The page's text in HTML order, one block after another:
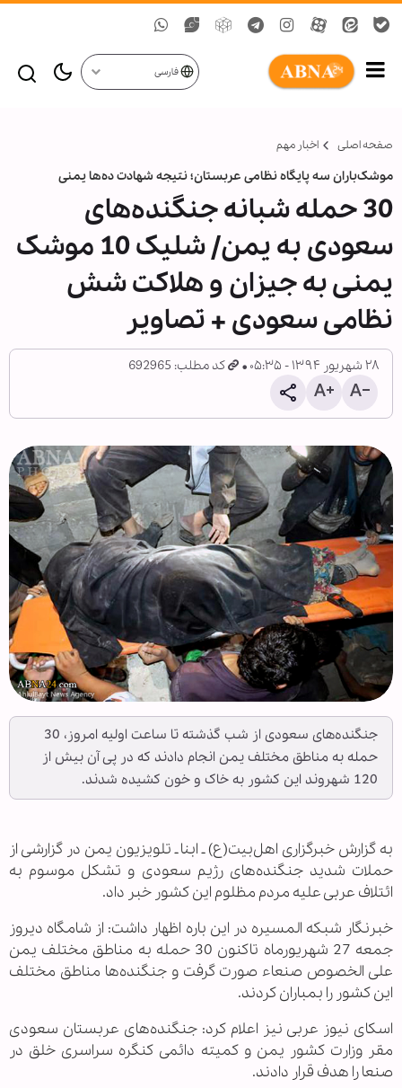
فارسی
صفحه اصلی اخبار مهم
موشک‌باران سه پایگاه نظامی عربستان؛ نتیجه شهادت ده‌ها یمنی
30 حمله شبانه جنگنده‌های
سعودی به یمن/ شلیک 10 موشک
یمنی به جیزان و هلاکت شش
نظامی سعودی + تصاویر
۲۸ شهریور ۱۳۹۴ - ۰۵:۳۵ کد مطلب: 692965
جنگنده‌های سعودی از شب گذشته تا ساعت اولیه امروز، 30
حمله به مناطق مختلف یمن انجام دادند که در پی آن بیش از
120 شهروند این کشور به خاک و خون کشیده شدند.
به گزارش خبرگزاری اهل‌بیت(ع) ـ ابنا ـ تلویزیون یمن در گزارشی از
حملات شدید جنگنده‌های رژیم سعودی و تشکل موسوم به
ائتلاف عربی علیه مردم مظلوم این کشور خبر داد.
خبرنگار شبکه المسیره در این باره اظهار داشت: از شامگاه دیروز
جمعه 27 شهریورماه تاکنون 30 حمله به مناطق مختلف یمن
علی الخصوص صنعاء صورت گرفت و جنگنده‌ها مناطق مختلف
این کشور را بمباران کردند.
اسکای نیوز عربی نیز اعلام کرد: جنگنده‌های عربستان سعودی
مقر وزارت کشور یمن و کمیته دائمی کنگره سراسری خلق در
صنعا را هدف قرار دادند.